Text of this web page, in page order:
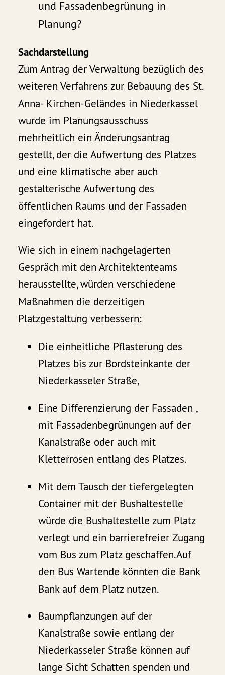
und Fassadenbegrünung in
Planung?
Sachdarstellung
Zum Antrag der Verwaltung bezüglich des
weiteren Verfahrens zur Bebauung des St.
Anna- Kirchen-Geländes in Niederkassel
wurde im Planungsausschuss
mehrheitlich ein Änderungsantrag
gestellt, der die Aufwertung des Platzes
und eine klimatische aber auch
gestalterische Aufwertung des
öffentlichen Raums und der Fassaden
eingefordert hat.
Wie sich in einem nachgelagerten
Gespräch mit den Architektenteams
herausstellte, würden verschiedene
Maßnahmen die derzeitigen
Platzgestaltung verbessern:
Die einheitliche Pflasterung des
Platzes bis zur Bordsteinkante der
Niederkasseler Straße,
Eine Differenzierung der Fassaden ,
mit Fassadenbegrünungen auf der
Kanalstraße oder auch mit
Kletterrosen entlang des Platzes.
Mit dem Tausch der tiefergelegten
Container mit der Bushaltestelle
würde die Bushaltestelle zum Platz
verlegt und ein barrierefreier Zugang
vom Bus zum Platz geschaffen.Auf
den Bus Wartende könnten die Bank
Bank auf dem Platz nutzen.
Baumpflanzungen auf der
Kanalstraße sowie entlang der
Niederkasseler Straße können auf
lange Sicht Schatten spenden und